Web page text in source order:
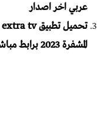
عربي اخر اصدار
المشفرة 2023 برابط مباشر